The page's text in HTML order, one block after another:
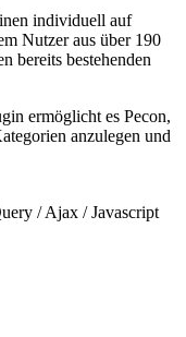
individuell auf
Nutzer aus über 190
bereits bestehenden
ermöglicht es Pecon,
anzulegen und
/ Ajax / Javascript